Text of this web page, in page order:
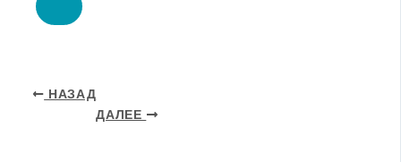
НАЗАД
ДАЛЕЕ